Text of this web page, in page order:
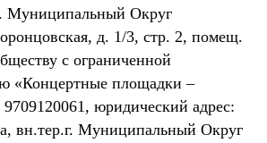
Муниципальный Округ
д. 1/3, стр. 2, помещ.
с ограниченной
«Концертные площадки –
юридический адрес:
вн.тер.г. Муниципальный Округ